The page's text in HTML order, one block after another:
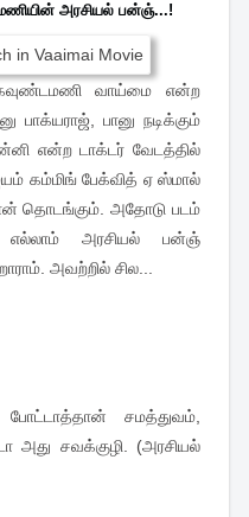
அரசியல் பன்ஞ்...!
வாய்மை என்ற
பாக்யராஜ், பானு நடிக்கும்
என்ற டாக்டர் வேடத்தில்
கம்மிங் பேக்வித் ஏ ஸ்மால்
தொடங்கும். அதோடு படம்
எல்லாம் அரசியல் பன்ஞ்
அவற்றில் சில...
சமத்துவம்,
அது சவக்குழி. (அரசியல்